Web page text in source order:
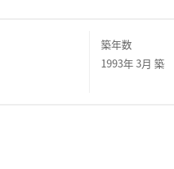
築年数
1993年 3月 築